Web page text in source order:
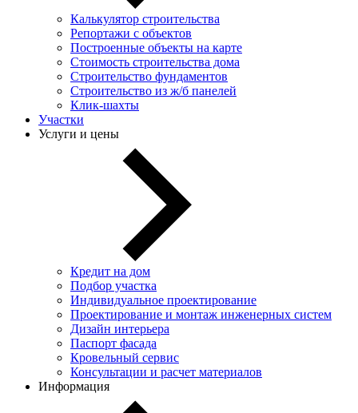
Калькулятор строительства
Репортажи с объектов
Построенные объекты на карте
Стоимость строительства дома
Строительство фундаментов
Строительство из ж/б панелей
Клик-шахты
Участки
Услуги и цены
Кредит на дом
Подбор участка
Индивидуальное проектирование
Проектирование и монтаж инженерных систем
Дизайн интерьера
Паспорт фасада
Кровельный сервис
Консультации и расчет материалов
Информация